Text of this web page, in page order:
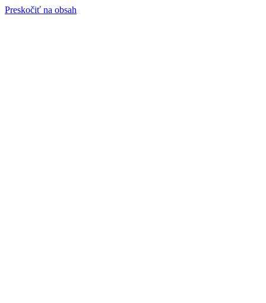
Preskočiť na obsah